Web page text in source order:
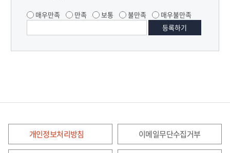
매우만족 만족 보통 불만족 매우불만족
개인정보처리방침 이메일무단수집거부